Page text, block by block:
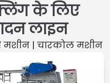
के लिए
लाइन
मशीन | चारकोल मशीन